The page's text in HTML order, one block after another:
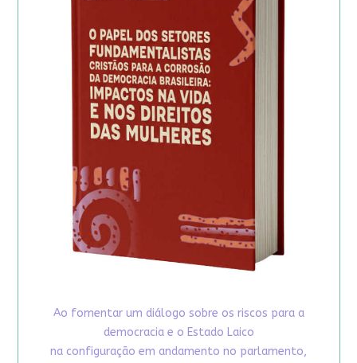
Ao fomentar um diálogo sobre os riscos para a
democracia e o Estado Laico
na configuração em andamento no parlamento,